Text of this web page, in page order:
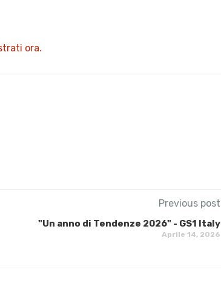
ora.
Previous post
"Un anno di Tendenze 2026" - GS1 Italy
Aprile 14, 2026